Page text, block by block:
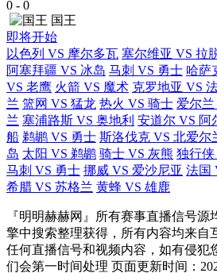
0 - 0
国王
即将开始
以色列 VS 摩尔多瓦 塞尔维亚 VS 拉
阿塞拜疆 VS 冰岛 马刺 VS 勇士 哈萨
VS 老鹰 火箭 VS 魔术 克罗地亚 VS
兰 篮网 VS 猛龙 热火 VS 骑士 爱尔
兰 塞浦路斯 VS 奥地利 安道尔 VS 阿
船 鹈鹕 VS 勇士 斯洛伐克 VS 北爱尔
岛 太阳 VS 鹈鹕 骑士 VS 灰熊 独行侠
马刺 VS 勇士 挪威 VS 爱沙尼亚 法国
希腊 VS 苏格兰 黄蜂 VS 雄鹿
『明明赫赫网』所有赛事直播信号源
擎中搜索整理获得，所有内容均来自
任何直播信号和视频内容，如有侵犯
们会第一时间处理 页面更新时间：